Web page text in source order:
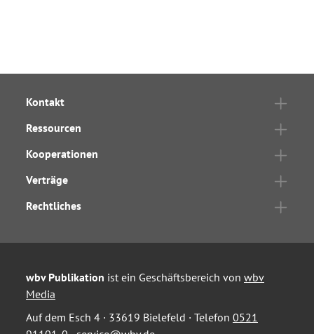
Kontakt
Ressourcen
Kooperationen
Verträge
Rechtliches
wbv Publikation ist ein Geschäftsbereich von wbv
Media
Auf dem Esch 4 · 33619 Bielefeld · Telefon 0521